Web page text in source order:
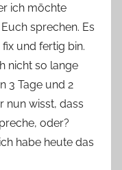
n
Y
v
o
n
n
e
ich möchte
sprechen. Es
und fertig bin.
nicht so lange
3 Tage und 2
nun wisst, dass
oder?
habe heute das